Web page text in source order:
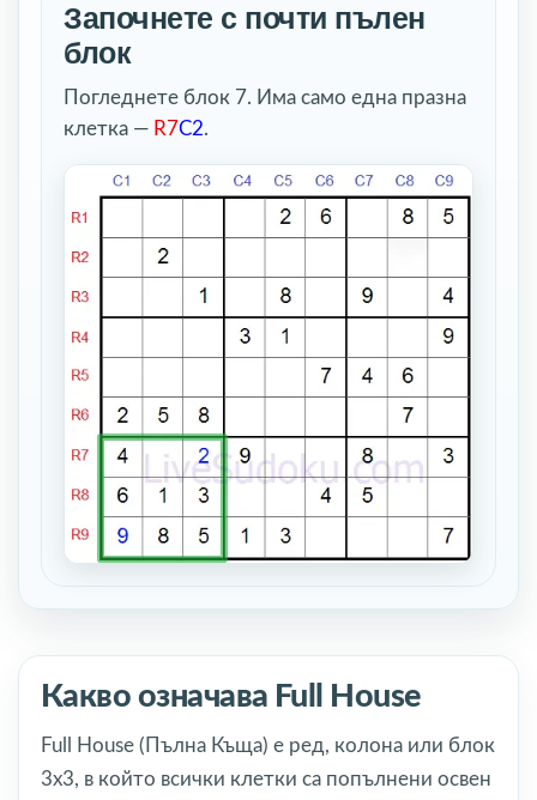
Започнете с почти пълен
блок
Погледнете блок 7. Има само една празна
клетка — R7C2.
Какво означава Full House
Full House (Пълна Къща) е ред, колона или блок
3x3, в който всички клетки са попълнени освен